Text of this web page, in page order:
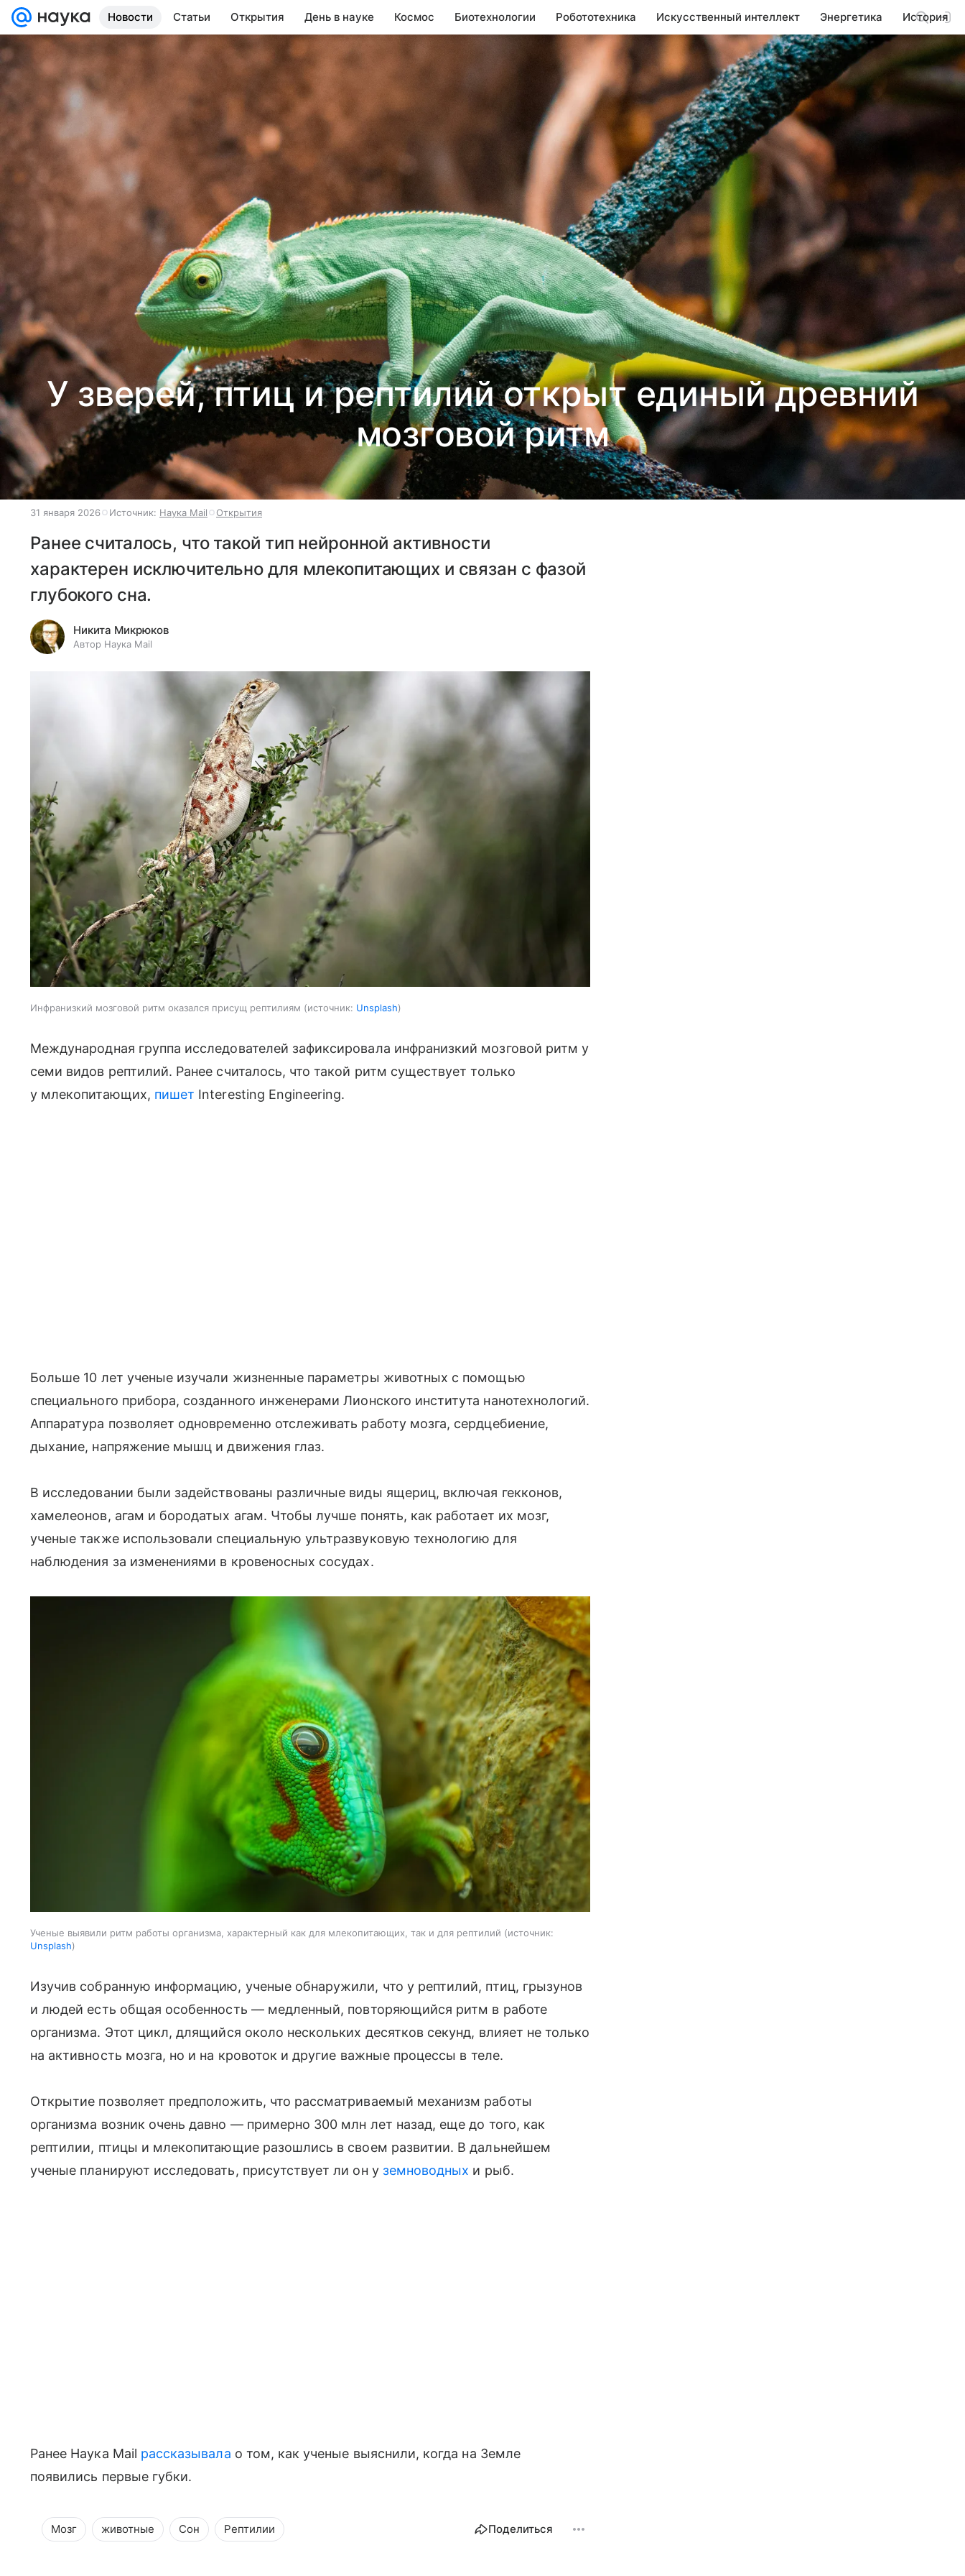
Новости Статьи Открытия День в науке Космос Биотехнологии Робототехника Искусственный интеллект Энергетика История
У зверей, птиц и рептилий открыт единый древний
мозговой ритм
31 января 2026 Источник: Наука Mail Открытия
Ранее считалось, что такой тип нейронной активности
характерен исключительно для млекопитающих и связан с фазой
глубокого сна.
Никита Микрюков
Автор Наука Mail
Инфранизкий мозговой ритм оказался присущ рептилиям источник: Unsplash
Международная группа исследователей зафиксировала инфранизкий мозговой ритм у
семи видов рептилий. Ранее считалось, что такой ритм существует только
у млекопитающих, пишет Interesting Engineering.
Больше 10 лет ученые изучали жизненные параметры животных с помощью
специального прибора, созданного инженерами Лионского института нанотехнологий.
Аппаратура позволяет одновременно отслеживать работу мозга, сердцебиение,
дыхание, напряжение мышц и движения глаз.
В исследовании были задействованы различные виды ящериц, включая гекконов,
хамелеонов, агам и бородатых агам. Чтобы лучше понять, как работает их мозг,
ученые также использовали специальную ультразвуковую технологию для
наблюдения за изменениями в кровеносных сосудах.
Ученые выявили ритм работы организма, характерный как для млекопитающих, так и для рептилий
источник:
Unsplash
Изучив собранную информацию, ученые обнаружили, что у рептилий, птиц, грызунов
и людей есть общая особенность — медленный, повторяющийся ритм в работе
организма. Этот цикл, длящийся около нескольких десятков секунд, влияет не только
на активность мозга, но и на кровоток и другие важные процессы в теле.
Открытие позволяет предположить, что рассматриваемый механизм работы
организма возник очень давно — примерно 300 млн лет назад, еще до того, как
рептилии, птицы и млекопитающие разошлись в своем развитии. В дальнейшем
ученые планируют исследовать, присутствует ли он у земноводных и рыб.
Ранее Наука Mail рассказывала о том, как ученые выяснили, когда на Земле
появились первые губки.
Мозг животные Сон Рептилии Поделиться